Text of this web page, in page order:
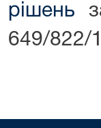
рішень
649/822/